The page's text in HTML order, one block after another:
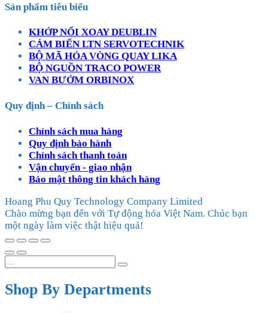
Sản phẩm tiêu biểu
KHỚP NỐI XOAY DEUBLIN
CẢM BIẾN LTN SERVOTECHNIK
BỘ MÃ HÓA VÒNG QUAY LIKA
BỘ NGUỒN TRACO POWER
VAN BƯỚM ORBINOX
Quy định – Chính sách
Chính sách mua hàng
Quy định bảo hành
Chính sách thanh toán
Vận chuyển - giao nhận
Bảo mật thông tin khách hàng
Hoang Phu Quy Technology Company Limited
Chào mừng bạn đến với Tự động hóa Việt Nam. Chúc bạn
một ngày làm việc thật hiệu quả!
Shop By Departments